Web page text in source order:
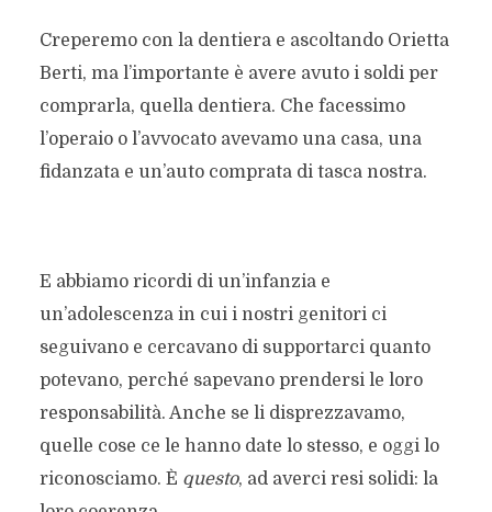
Creperemo con la dentiera e ascoltando Orietta
Berti, ma l’importante è avere avuto i soldi per
comprarla, quella dentiera. Che facessimo
l’operaio o l’avvocato avevamo una casa, una
fidanzata e un’auto comprata di tasca nostra.
E abbiamo ricordi di un’infanzia e
un’adolescenza in cui i nostri genitori ci
seguivano e cercavano di supportarci quanto
potevano, perché sapevano prendersi le loro
responsabilità. Anche se li disprezzavamo,
quelle cose ce le hanno date lo stesso, e oggi lo
riconosciamo. È questo, ad averci resi solidi: la